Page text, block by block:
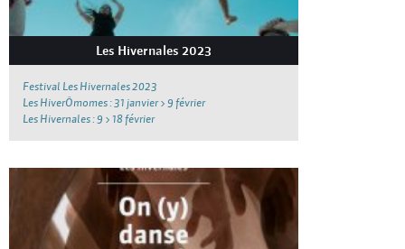
Les Hivernales 2023
Festival Les Hivernales 2023
Les HiverÔmomes : 31 janvier > 9 février
Les Hivernales : 9 > 18 février